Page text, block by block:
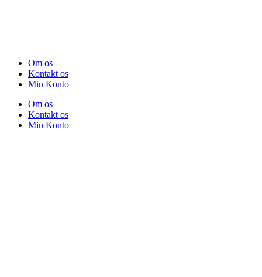
Om os
Kontakt os
Min Konto
Om os
Kontakt os
Min Konto